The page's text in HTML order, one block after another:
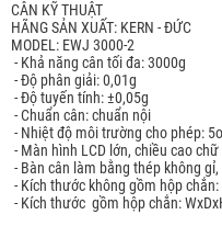
CÂN KỸ THUẬT
HÃNG SẢN XUẤT: KERN - ĐỨC
MODEL: EWJ 3000-2
- Khả năng cân tối đa: 3000g
- Độ phân giải: 0,01g
- Độ tuyến tính: ±0,05g
- Chuẩn cân: chuẩn nội
- Nhiệt độ môi trường cho phép:
- Màn hình LCD lớn, chiều cao
- Bàn cân làm bằng thép không
- Kích thước không gồm hộp
- Kích thước gồm hộp chắn: